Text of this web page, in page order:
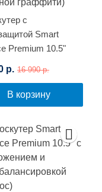
с
Smart
Premium 10.5"
р. 16 990 р.
В корзину